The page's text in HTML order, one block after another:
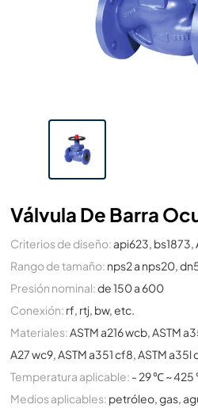
Válvula De Barra
Criterios de diseño: api623, bs1873,
Rango de tamaño: nps2 a nps20,
Presión nominal:de 150 a 600
Conexión: rf, rtj, bw, etc.
Materiales: ASTM a216 wcb, ASTM
A27 wc9, ASTM a351 cf8, ASTM
Temperatura aplicable: - 29 ℃ ~ 425
Medios aplicables: petróleo, gas,